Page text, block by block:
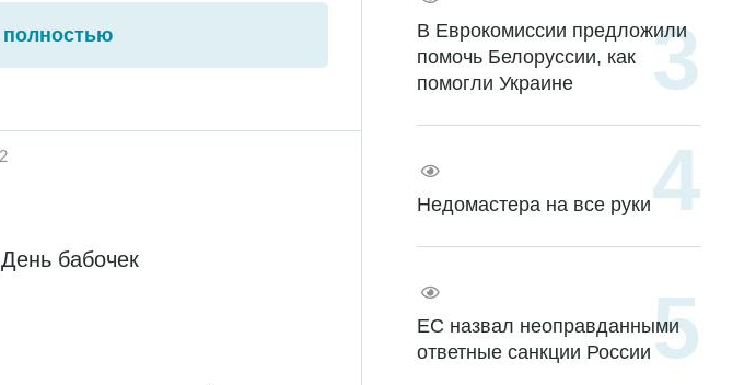
полностью
бабочек
В Еврокомиссии предложили
помочь Белоруссии, как
помогли Украине
Недомастера на все руки
ЕС назвал неоправданными
ответные санкции России